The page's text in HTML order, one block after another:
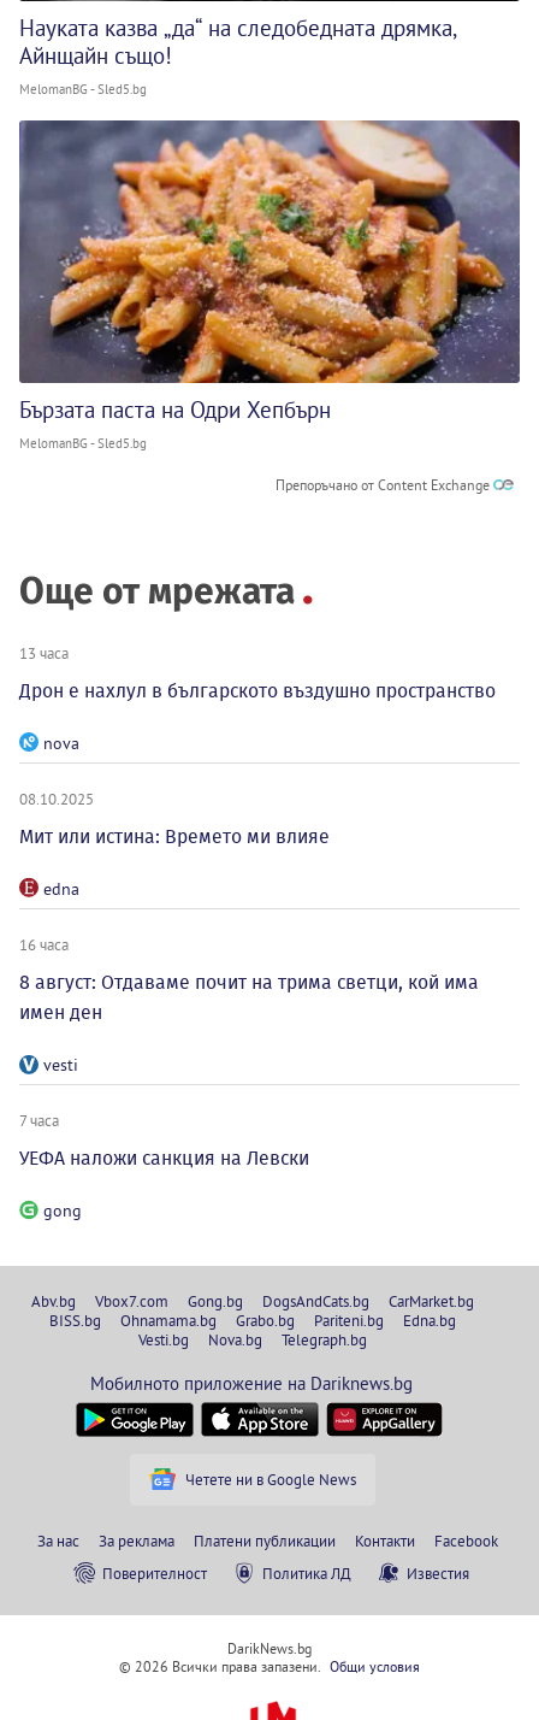
Науката казва „да“ на следобедната дрямка,
Айнщайн също!
MelomanBG - Sled5.bg
Бързата паста на Одри Хепбърн
MelomanBG - Sled5.bg
Препоръчано от Content Exchange
Още от мрежата
13 часа
Дрон е нахлул в българското въздушно пространство
nova
08.10.2025
Мит или истина: Времето ми влияе
edna
16 часа
8 август: Отдаваме почит на трима светци, кой има
имен ден
vesti
7 часа
УЕФА наложи санкция на Левски
gong
Abv.bg Vbox7.com Gong.bg DogsAndCats.bg
CarMarket.bg
BISS.bg
Ohnamama.bg Grabo.bg Pariteni.bg
Edna.bg
Vesti.bg
Nova.bg Telegraph.bg
Мобилното приложение на Dariknews.bg
Четете ни в Google News
За нас За реклама Платени публикации Контакти
Facebook
Поверителност
Политика ЛД Известия
DarikNews.bg
© 2026 Всички права запазени.
Общи условия